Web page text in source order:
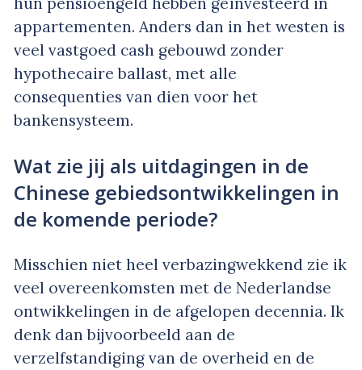
appartementen. Anders dan in het westen is
veel vastgoed cash gebouwd zonder
hypothecaire ballast, met alle
consequenties van dien voor het
bankensysteem.
Wat zie jij als uitdagingen in de
Chinese gebiedsontwikkelingen in
de komende periode?
Misschien niet heel verbazingwekkend zie ik
veel overeenkomsten met de Nederlandse
ontwikkelingen in de afgelopen decennia. Ik
denk dan bijvoorbeeld aan de
verzelfstandiging van de overheid en de